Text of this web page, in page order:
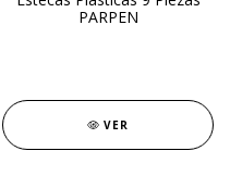
PARPEN
VER